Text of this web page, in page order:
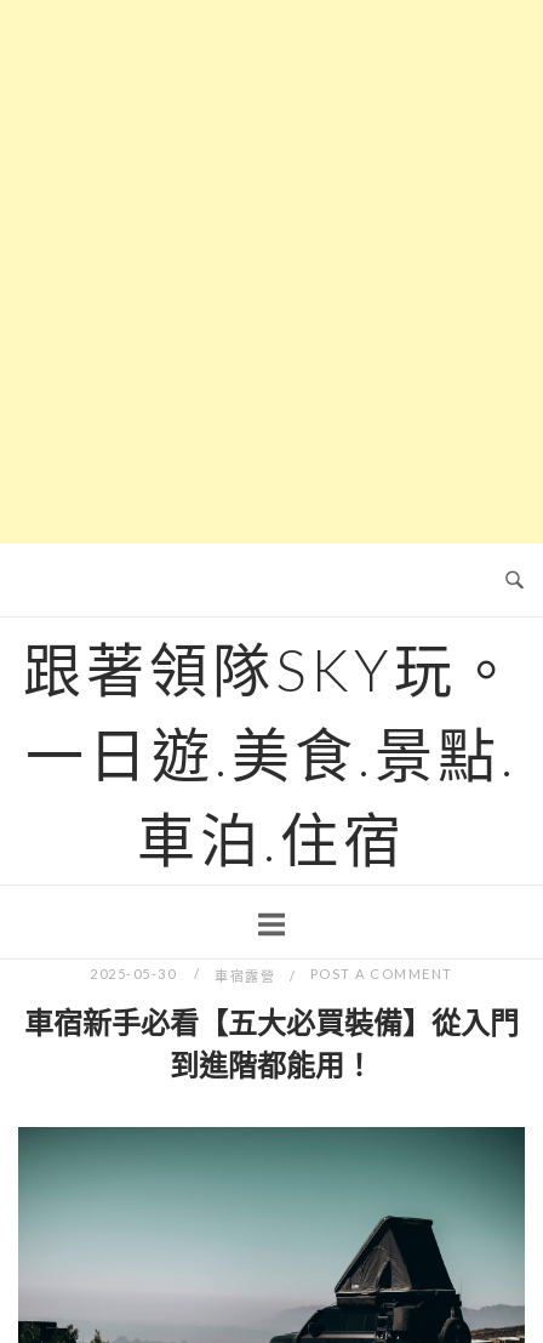
跟著領隊SKY玩。
一日遊.美食.景點.
車泊.住宿
2025-05-30 車宿露營 POST A COMMENT
車宿新手必看【五大必買裝備】從入門
到進階都能用！